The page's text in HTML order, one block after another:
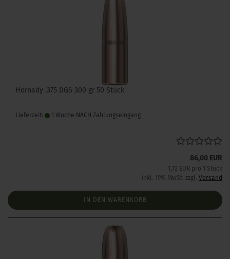
Hornady .375 DGS 300 gr 50 Stück
Lieferzeit: 1 Woche NACH Zahlungseingang
86,00 EUR
1,72 EUR pro 1 Stück
inkl. 19% MwSt. zzgl. Versand
IN DEN WARENKORB